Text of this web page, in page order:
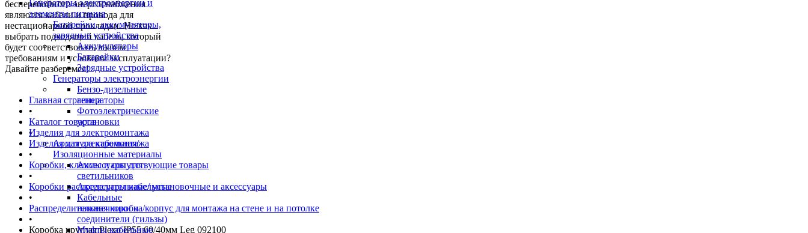
Генераторы электроэнергии и
элементы питания
Батарейки, аккумуляторы,
зарядные устройства
Аккумуляторы
Батарейки
Зарядные устройства
Генераторы электроэнергии
Бензо-дизельные
генераторы
Фотоэлектрические
установки
Изделия для электромонтажа
Арматура кабельная/
Изоляционные материалы
Аксессуары для
светильников
Аксессуары кабельные
Кабельные
наконечники и
соединители (гильзы)
Муфты кабельные
бесперебойного энергоснабжения
являются кабели и провода для
нестационарной прокладки. Но как
выбрать подходящий кабель, который
будет соответствовать вашим
требованиям и условиям эксплуатации?
Давайте разберемся!
Главная страница
•
Каталог товаров
•
Изделия для электромонтажа
•
Коробки, клеммы и сопутствующие товары
•
Коробки распределительные/ установочные и аксессуары
•
Распределительная коробка/корпус для монтажа на стене и на потолке
•
Коробка круглая Plexo IP55 60/40мм Leg 092100